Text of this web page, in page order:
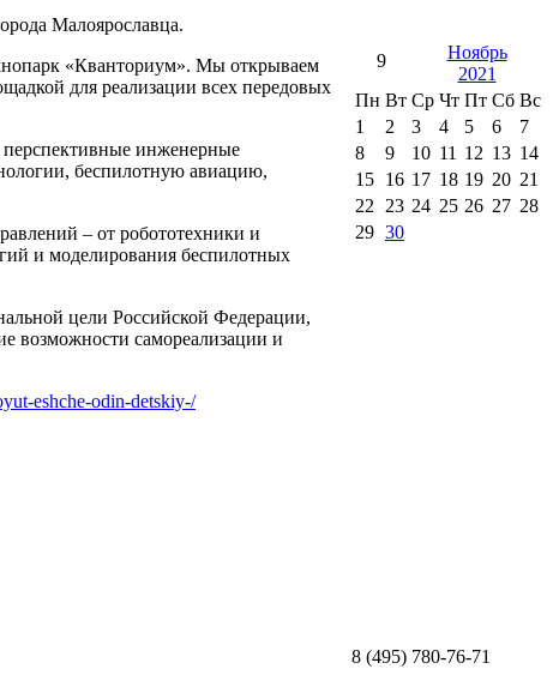
Малоярославца.
«Кванториум». Мы открываем
для реализации всех передовых
перспективные инженерные
беспилотную авиацию,
– от робототехники и
и моделирования беспилотных
цели Российской Федерации,
возможности самореализации и
eshche-odin-detskiy-/
9
Ноябрь
2021
Пн Вт Ср Чт Пт Сб Вс
1
2 3 4 5 6
7
8
9 10 11 12 13 14
15 16 17 18 19 20 21
22
23 24 25 26 27 28
29 30
8 (495) 780-76-71